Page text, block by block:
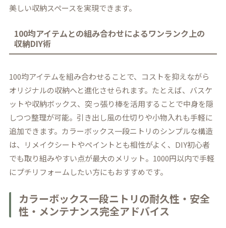
美しい収納スペースを実現できます。
100均アイテムとの組み合わせによるワンランク上の
収納DIY術
100均アイテムを組み合わせることで、コストを抑えながら
オリジナルの収納へと進化させられます。たとえば、バスケ
ットや収納ボックス、突っ張り棒を活用することで中身を隠
しつつ整理が可能。引き出し風の仕切りや小物入れも手軽に
追加できます。カラーボックス一段ニトリのシンプルな構造
は、リメイクシートやペイントとも相性がよく、DIY初心者
でも取り組みやすい点が最大のメリット。1000円以内で手軽
にプチリフォームしたい方にもおすすめです。
カラーボックス一段ニトリの耐久性・安全
性・メンテナンス完全アドバイス